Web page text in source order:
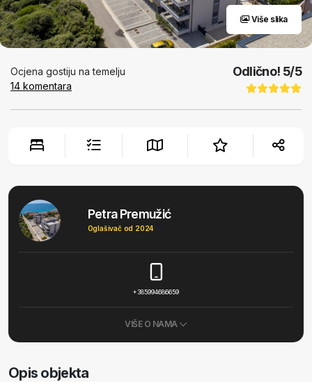
Više slika
Ocjena gostiju na temelju
14 komentara
Odlično! 5/5
Petra Premužić
Oglašivač od 2024
+385994686659
VIŠE O NAMA
Opis objekta